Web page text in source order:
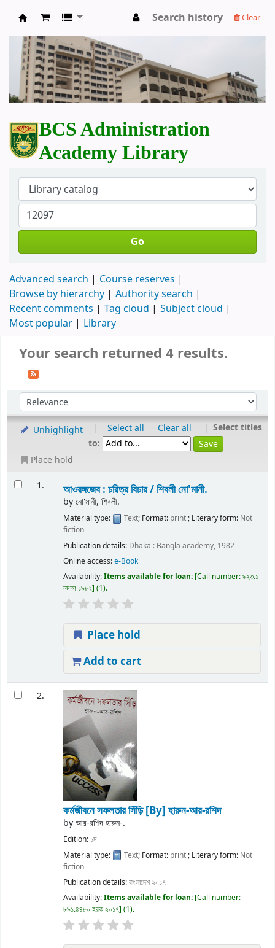
BCS Administration Academy Library
Search history Clear
BCS Administration
Academy Library
Go
Advanced search
Course reserves
Browse by hierarchy
Authority search
Recent comments
Tag cloud
Subject cloud
Most popular
Library
Your search returned 4 results.
Unhighlight | Select all Clear all | Select titles
to:
Place hold
1.
আওরঙ্গজেব : চরিত্র বিচার /শিবলী নো'মানী.
byনো'মানী, শিবলী.
Material type: Text; Format: print; Literary form: Not
fiction
Publication details: Dhaka : Bangla academy, 1982
Online access:e-Book
Availability:Items available for loan: Call number:৯২৩.১
নমআ ১৯৮২ (1).
Place hold
Add to cart
2.
কর্মজীবনে সফলতার সিঁড়ি[By] হারুন-আর-রশিদ
byআর-রশিদ হারুন-.
Edition: ১ম
Material type:
Text; Format: print; Literary form: Not
fiction
Publication details:বাংলাদেশ ২০১৭
Availability:Items available for loan: Call number:
৮৯১.৪৪৮০ হরক ২০১৭ (1).